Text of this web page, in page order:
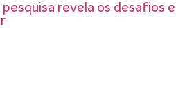
revela os desafios e